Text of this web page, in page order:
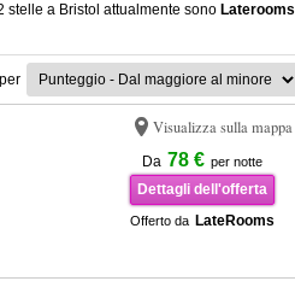
stelle a Bristol attualmente sono Laterooms
Visualizza sulla mappa
Da 78 € per notte
Dettagli dell'offerta
Offerto da LateRooms